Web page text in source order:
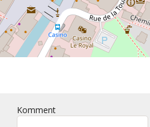
Komment